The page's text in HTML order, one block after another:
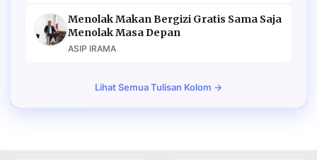
Menolak Makan Bergizi Gratis Sama Saja
Menolak Masa Depan
ASIP IRAMA
Lihat Semua Tulisan Kolom →